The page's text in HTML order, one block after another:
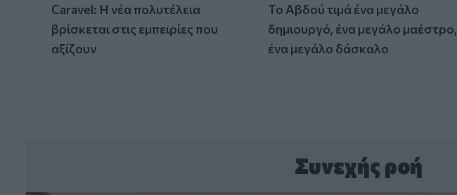
Caravel: Η νέα πολυτέλεια
βρίσκεται στις εμπειρίες που
αξίζουν
Το Αβδού τιμά ένα μεγάλο
δημιουργό, ένα μεγάλο μαέστρο,
ένα μεγάλο δάσκαλο
Συνεχής ροή